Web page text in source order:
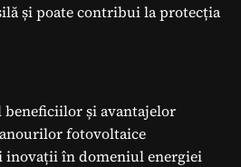
și poate contribui la protecția
beneficiilor și avantajelor
fotovoltaice
inovații în domeniul energiei